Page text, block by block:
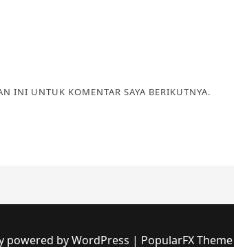
INI UNTUK KOMENTAR SAYA BERIKUTNYA.
powered by WordPress | PopularFX Theme